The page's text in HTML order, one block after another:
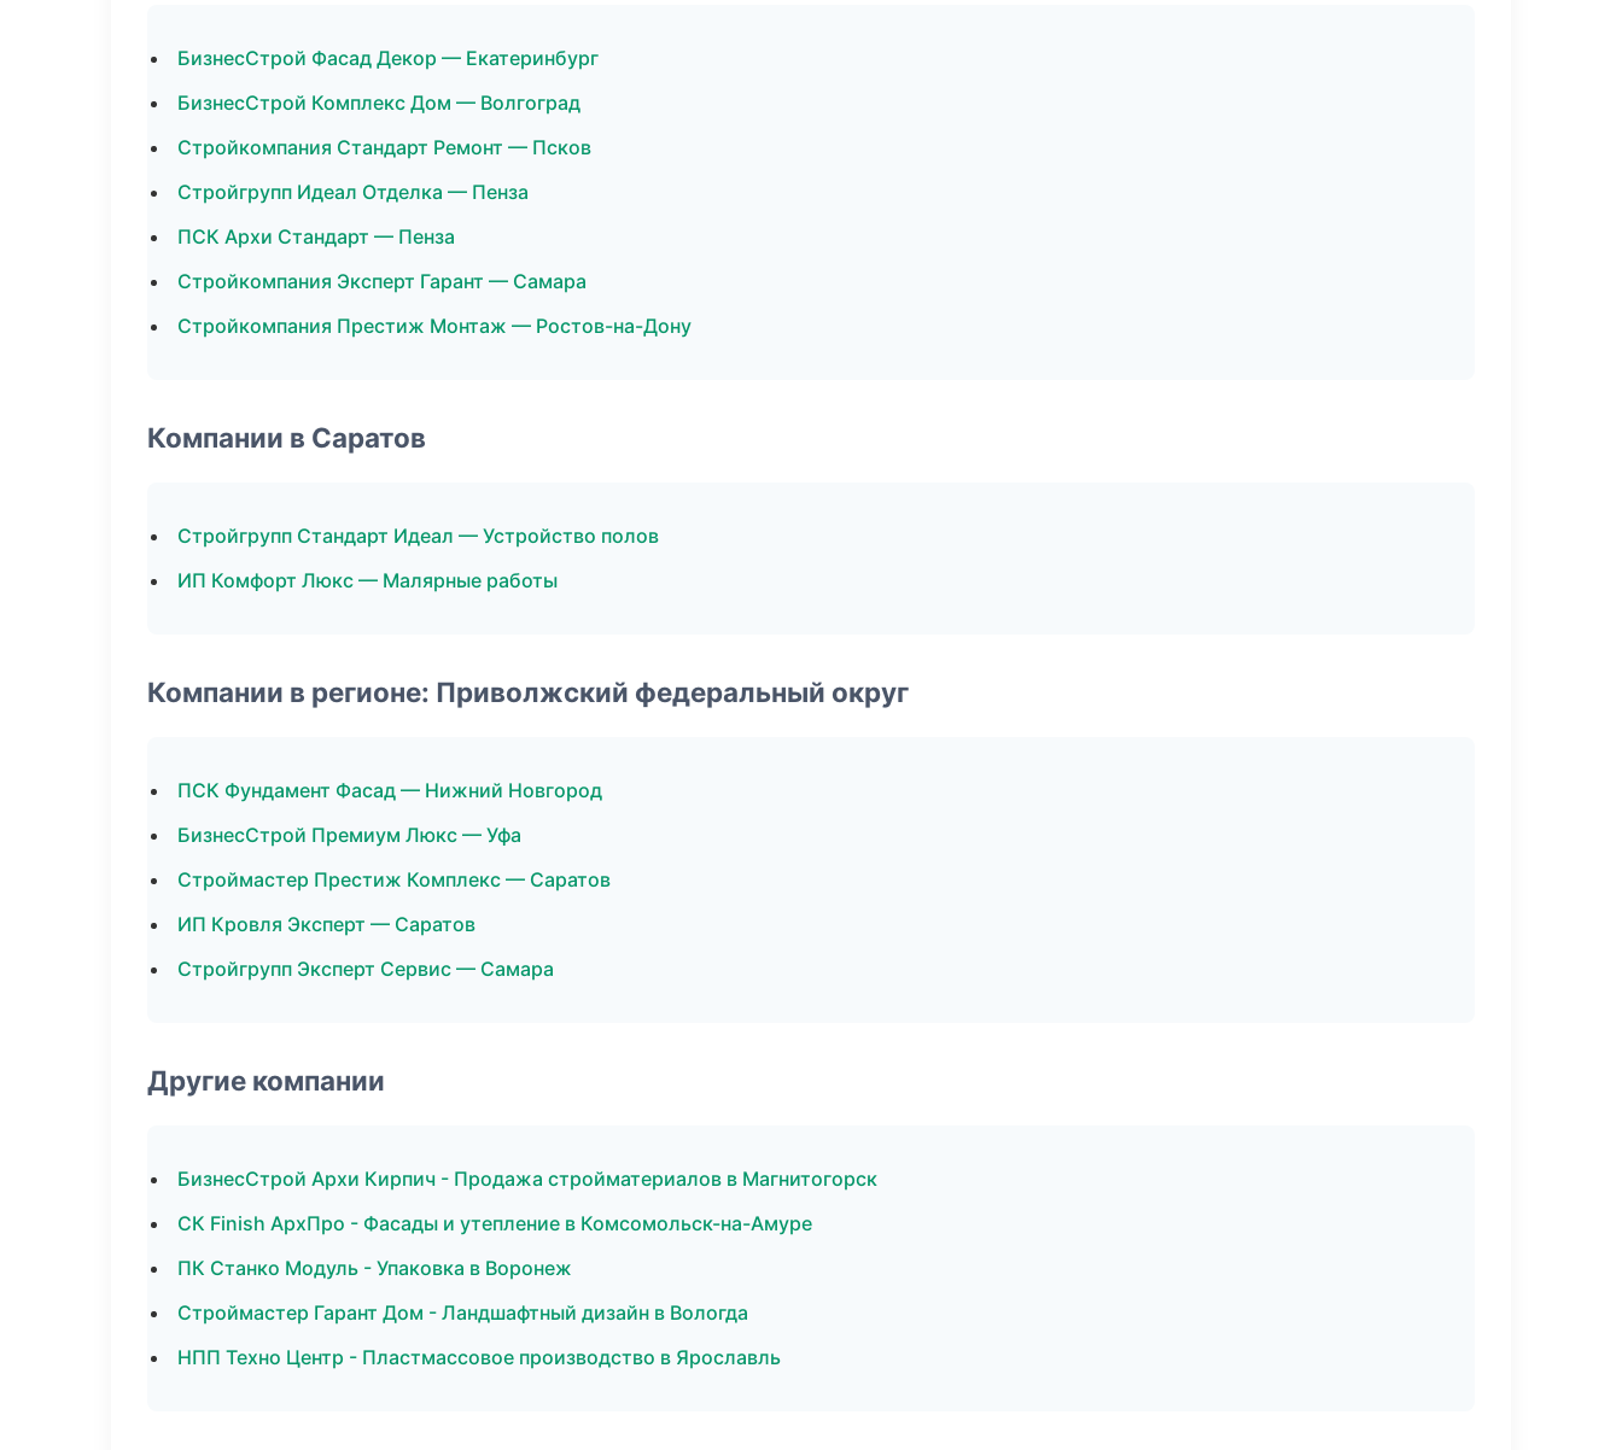
БизнесСтрой Фасад Декор — Екатеринбург
БизнесСтрой Комплекс Дом — Волгоград
Стройкомпания Стандарт Ремонт — Псков
Стройгрупп Идеал Отделка — Пенза
ПСК Архи Стандарт — Пенза
Стройкомпания Эксперт Гарант — Самара
Стройкомпания Престиж Монтаж — Ростов-на-Дону
Компании в Саратов
Стройгрупп Стандарт Идеал — Устройство полов
ИП Комфорт Люкс — Малярные работы
Компании в регионе: Приволжский федеральный округ
ПСК Фундамент Фасад — Нижний Новгород
БизнесСтрой Премиум Люкс — Уфа
Строймастер Престиж Комплекс — Саратов
ИП Кровля Эксперт — Саратов
Стройгрупп Эксперт Сервис — Самара
Другие компании
БизнесСтрой Архи Кирпич - Продажа стройматериалов в Магнитогорск
СК Finish АрхПро - Фасады и утепление в Комсомольск-на-Амуре
ПК Станко Модуль - Упаковка в Воронеж
Строймастер Гарант Дом - Ландшафтный дизайн в Вологда
НПП Техно Центр - Пластмассовое производство в Ярославль